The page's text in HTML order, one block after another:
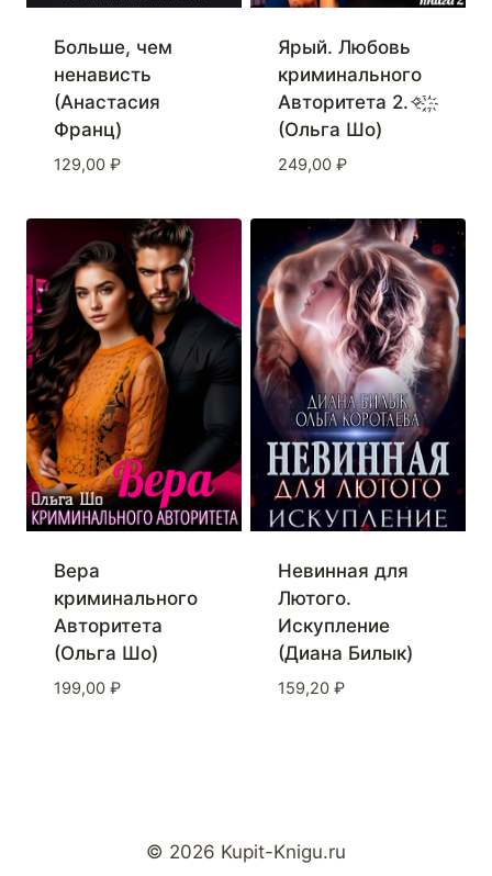
Больше, чем
ненависть
(Анастасия
Франц)
129,00 ₽
Ярый. Любовь
криминального
Авторитета 2.✧ ҈ ҉
(Ольга Шо)
249,00 ₽
Вера
криминального
Авторитета
(Ольга Шо)
199,00 ₽
Невинная для
Лютого.
Искупление
(Диана Билык)
159,20 ₽
© 2026 Kupit-Knigu.ru